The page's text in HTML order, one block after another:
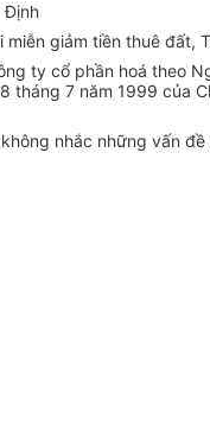
Định
giảm tiền thuê đất,
ty cổ phần hoá theo
tháng 7 năm 1999 của
nhắc những vấn